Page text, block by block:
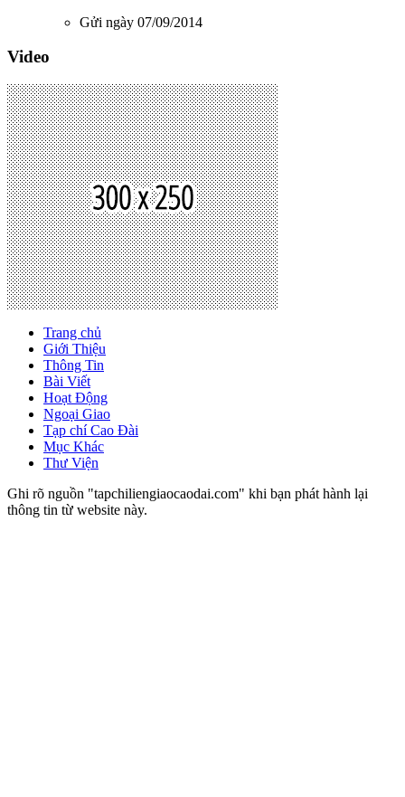
Gửi ngày 07/09/2014
Video
Trang chủ
Giới Thiệu
Thông Tin
Bài Viết
Hoạt Động
Ngoại Giao
Tạp chí Cao Đài
Mục Khác
Thư Viện
Ghi rõ nguồn "tapchiliengiaocaodai.com" khi bạn phát hành lại
thông tin từ website này.